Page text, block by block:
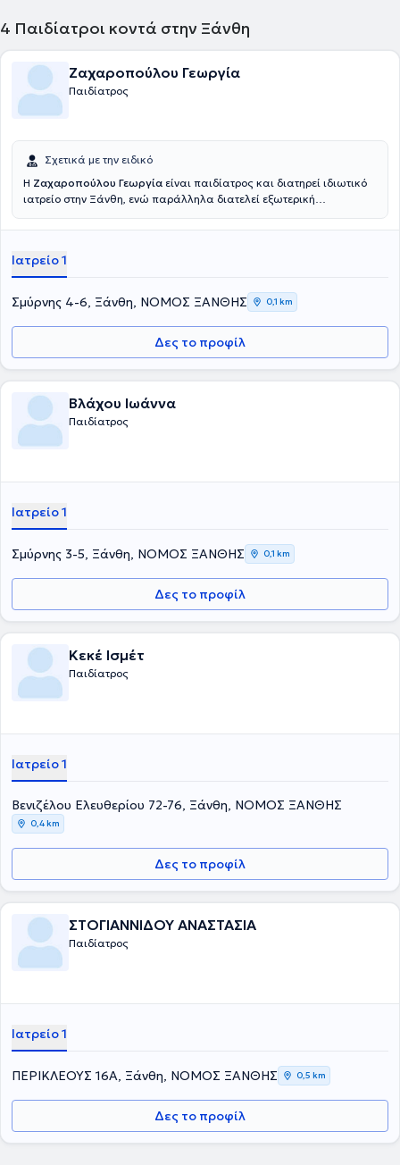
4 Παιδίατροι κοντά στην Ξάνθη
Ζαχαροπούλου Γεωργία
Παιδίατρος
Σχετικά με την ειδικό
H Ζαχαροπούλου Γεωργία είναι παιδίατρος και διατηρεί ιδιωτικό
ιατρείο στην Ξάνθη, ενώ παράλληλα διατελεί εξωτερική
Ξάνθης. Έχει ειδικευθεί στο Πανεπιστημιακό Νοσοκομείο Ρίου
Ενδοκρινολογίας, Παιδο-Αλλεργιολογίας, Παιδο-Πνευμονολογίας
και στην Μονάδα Εντατικής Νοσηλείας Νεογνών. Διαθέτει
επιστημoνικό έργο με δημοσιεύσεις σε έγκυρα περιοδικά,
παρουσιάσεις poster και ελεύθερων ανακοινώσεων σε Ελληνικά
και Διεθνή συνέδρια.
Ιατρείο 1
Σμύρνης 4-6, Ξάνθη, ΝΟΜΟΣ ΞΑΝΘΗΣ 0,1 km
Δες το προφίλ
Βλάχου Ιωάννα
Παιδίατρος
Ιατρείο 1
Σμύρνης 3-5, Ξάνθη, ΝΟΜΟΣ ΞΑΝΘΗΣ 0,1 km
Δες το προφίλ
Κεκέ Ισμέτ
Παιδίατρος
Ιατρείο 1
Βενιζέλου Ελευθερίου 72-76, Ξάνθη, ΝΟΜΟΣ ΞΑΝΘΗΣ
0,4 km
Δες το προφίλ
ΣΤΟΓΙΑΝΝΙΔΟΥ ΑΝΑΣΤΑΣΙΑ
Παιδίατρος
Ιατρείο 1
ΠΕΡΙΚΛΕΟΥΣ 16Α, Ξάνθη, ΝΟΜΟΣ ΞΑΝΘΗΣ 0,5 km
Δες το προφίλ